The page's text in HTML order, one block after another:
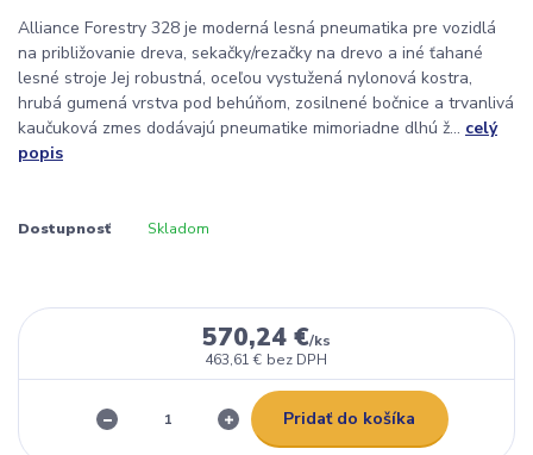
Alliance Forestry 328 je moderná lesná pneumatika pre vozidlá
na približovanie dreva, sekačky/rezačky na drevo a iné ťahané
lesné stroje Jej robustná, oceľou vystužená nylonová kostra,
hrubá gumená vrstva pod behúňom, zosilnené bočnice a trvanlivá
kaučuková zmes dodávajú pneumatike mimoriadne dlhú ž... celý
popis
Dostupnosť Skladom
570,24 €/ks
463,61 € bez DPH
Pridať do košíka